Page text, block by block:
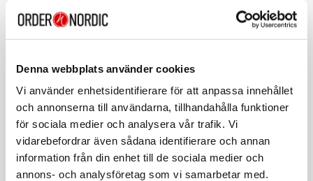
Denna webbplats använder cookies
Vi använder enhetsidentifierare för att anpassa innehållet
och annonserna till användarna, tillhandahålla funktioner
för sociala medier och analysera vår trafik. Vi
vidarebefordrar även sådana identifierare och annan
information från din enhet till de sociala medier och
annons- och analysföretag som vi samarbetar med.
Se alla produkter inom Denver
Specifikation
Beskrivning
Tillv. art. nr:CCT-1230
EAN-kod: